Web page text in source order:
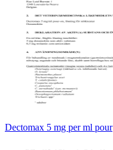
Dectomax 5 mg per ml pour